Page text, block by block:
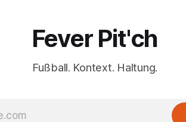
Fever Pit'ch
Fußball. Kontext. Haltung.